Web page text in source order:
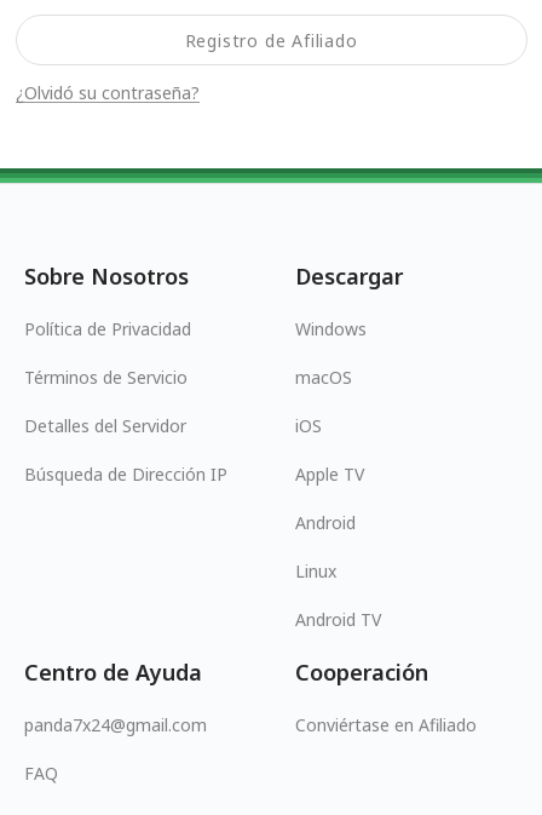
¿Olvidó su contraseña?
Registro de Afiliado
Sobre Nosotros
Política de Privacidad
Términos de Servicio
Detalles del Servidor
Búsqueda de Dirección IP
Descargar
Windows
macOS
iOS
Apple TV
Android
Linux
Android TV
Centro de Ayuda
panda7x24@gmail.com
FAQ
Cooperación
Conviértase en Afiliado